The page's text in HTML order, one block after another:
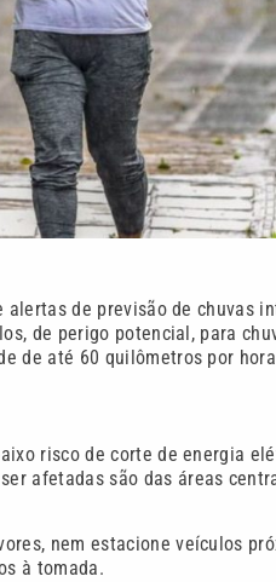
de previsão de chuvas
de perigo potencial, para
de até 60 quilômetros por
risco de corte de energia
afetadas são das áreas
nem estacione veículos
à tomada.